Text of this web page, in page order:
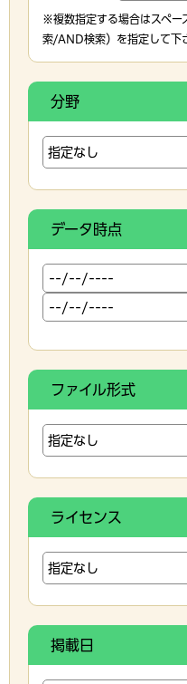
※複数指定する場合はスペー
索/AND検索）を指定して下
分野
データ時点
ファイル形式
ライセンス
掲載日